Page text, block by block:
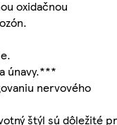
oxidačnou
únavy.***
nervového
štýl sú dôležité